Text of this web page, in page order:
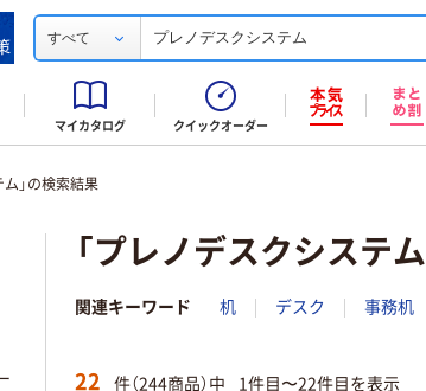
すべて
マイカタログ クイックオーダー
ム」の検索結果
「プレノデスクシステ
関連キーワード 机 デスク 事務机
22 件（244商品）中 1件目〜22件目を表示